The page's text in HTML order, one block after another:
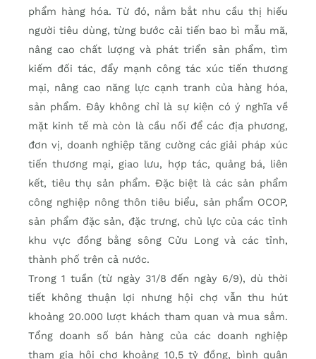
phẩm hàng hóa. Từ đó, nắm bắt nhu cầu thị hiếu
người tiêu dùng, từng bước cải tiến bao bì mẫu mã,
nâng cao chất lượng và phát triển sản phẩm, tìm
kiếm đối tác, đẩy mạnh công tác xúc tiến thương
mại, nâng cao năng lực cạnh tranh của hàng hóa,
sản phẩm. Đây không chỉ là sự kiện có ý nghĩa về
mặt kinh tế mà còn là cầu nối để các địa phương,
đơn vị, doanh nghiệp tăng cường các giải pháp xúc
tiến thương mại, giao lưu, hợp tác, quảng bá, liên
kết, tiêu thụ sản phẩm. Đặc biệt là các sản phẩm
công nghiệp nông thôn tiêu biểu, sản phẩm OCOP,
sản phẩm đặc sản, đặc trưng, chủ lực của các tỉnh
khu vực đồng bằng sông Cửu Long và các tỉnh,
thành phố trên cả nước.
Trong 1 tuần (từ ngày 31/8 đến ngày 6/9), dù thời
tiết không thuận lợi nhưng hội chợ vẫn thu hút
khoảng 20.000 lượt khách tham quan và mua sắm.
Tổng doanh số bán hàng của các doanh nghiệp
tham gia hội chợ khoảng 10,5 tỷ đồng, bình quân